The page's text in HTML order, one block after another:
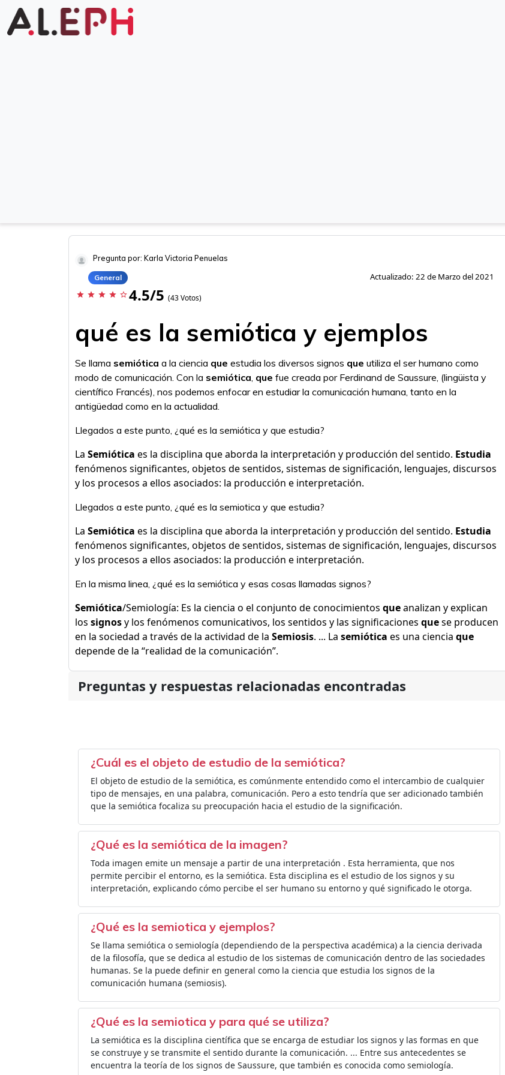
Pregunta por: Karla Victoria Penuelas
General Actualizado: 22 de Marzo del 2021
star star star star star_border 4.5/5 (43 Votos)
qué es la semiótica y ejemplos
Se llama semiótica a la ciencia que estudia los diversos signos que utiliza el ser humano como
modo de comunicación. Con la semiótica, que fue creada por Ferdinand de Saussure, (lingüista y
científico Francés), nos podemos enfocar en estudiar la comunicación humana, tanto en la
antigüedad como en la actualidad.
Llegados a este punto, ¿qué es la semiótica y que estudia?
La Semiótica es la disciplina que aborda la interpretación y producción del sentido. Estudia
fenómenos significantes, objetos de sentidos, sistemas de significación, lenguajes, discursos
y los procesos a ellos asociados: la producción e interpretación.
Llegados a este punto, ¿qué es la semiotica y que estudia?
La Semiótica es la disciplina que aborda la interpretación y producción del sentido. Estudia
fenómenos significantes, objetos de sentidos, sistemas de significación, lenguajes, discursos
y los procesos a ellos asociados: la producción e interpretación.
En la misma linea, ¿qué es la semiótica y esas cosas llamadas signos?
Semiótica/Semiología: Es la ciencia o el conjunto de conocimientos queanalizan y explican
los signosy los fenómenos comunicativos, los sentidos y las significaciones quese producen
en la sociedad a través de la actividad de la Semiosis. ... La semiótica es una ciencia que
depende de la “realidad de la comunicación”.
Preguntas y respuestas relacionadas encontradas
¿Cuál es el objeto de estudio de la semiótica?
El objeto de estudio de la semiótica, es comúnmente entendido como el intercambio de cualquier
tipo de mensajes, en una palabra, comunicación. Pero a esto tendría que ser adicionado también
que la semiótica focaliza su preocupación hacia el estudio de la significación.
¿Qué es la semiótica de la imagen?
Toda imagen emite un mensaje a partir de una interpretación . Esta herramienta, que nos
permite percibir el entorno, es la semiótica. Esta disciplina es el estudio de los signos y su
interpretación, explicando cómo percibe el ser humano su entorno y qué significado le otorga.
¿Qué es la semiotica y ejemplos?
Se llama semiótica o semiología (dependiendo de la perspectiva académica) a la ciencia derivada
de la filosofía, que se dedica al estudio de los sistemas de comunicación dentro de las sociedades
humanas. Se la puede definir en general como la ciencia que estudia los signos de la
comunicación humana (semiosis).
¿Qué es la semiotica y para qué se utiliza?
La semiótica es la disciplina científica que se encarga de estudiar los signos y las formas en que
se construye y se transmite el sentido durante la comunicación. ... Entre sus antecedentes se
encuentra la teoría de los signos de Saussure, que también es conocida como semiología.